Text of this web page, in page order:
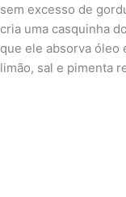
sem excesso de
cria uma casquinha
que ele absorva óleo
limão, sal e pimenta